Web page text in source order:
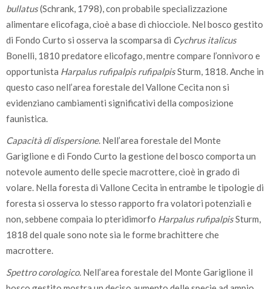
bullatus(Schrank, 1798), con probabile specializzazione
alimentare elicofaga, cioè a base di chiocciole. Nel bosco gestito
di Fondo Curto si osserva la scomparsa di Cychrus italicus
Bonelli, 1810 predatore elicofago, mentre compare l’onnivoro e
opportunista Harpalus rufipalpis rufipalpisSturm, 1818. Anche in
questo caso nell’area forestale del Vallone Cecita non si
evidenziano cambiamenti significativi della composizione
faunistica.
Capacità di dispersione. Nell’area forestale del Monte
Gariglione e di Fondo Curto la gestione del bosco comporta un
notevole aumento delle specie macrottere, cioè in grado di
volare. Nella foresta di Vallone Cecita in entrambe le tipologie di
foresta si osserva lo stesso rapporto fra volatori potenziali e
non, sebbene compaia lo pteridimorfo Harpalus rufipalpisSturm,
1818 del quale sono note sia le forme brachittere che
macrottere.
Spettro corologico. Nell’area forestale del Monte Gariglione il